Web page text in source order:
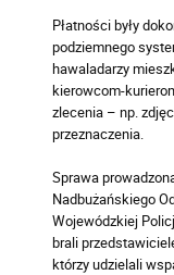
Płatności były
podziemnego
hawaladarzy
kierowcom-
zlecenia – np.
przeznaczenia.
Sprawa
Nadbużańskiego
Wojewódzkiej
brali
którzy udzielali